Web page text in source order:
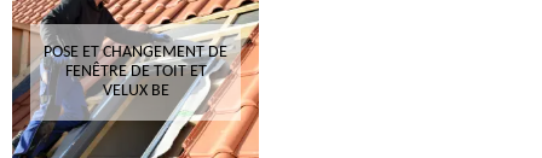
POSE ET CHANGEMENT DE
FENÊTRE DE TOIT ET
VELUX BE